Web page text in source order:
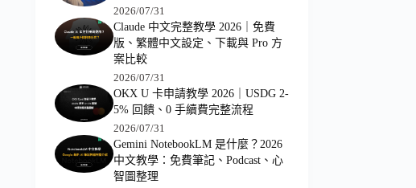
2026/07/31
Claude 中文完整教學 2026｜免費
版、繁體中文設定、下載與 Pro 方
案比較
2026/07/31
OKX U 卡申請教學 2026｜USDG 2-
5% 回饋、0 手續費完整流程
2026/07/31
Gemini NotebookLM 是什麼？2026
中文教學：免費筆記、Podcast、心
智圖整理